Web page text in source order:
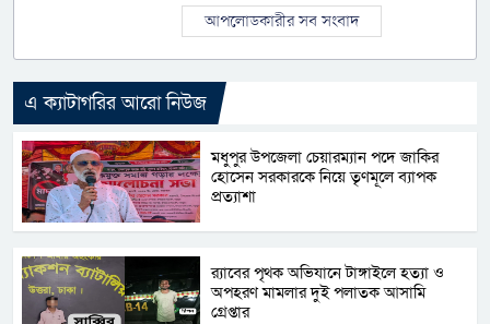
আপলোডকারীর সব সংবাদ
এ ক্যাটাগরির আরো নিউজ
মধুপুর উপজেলা চেয়ারম্যান পদে জাকির
হোসেন সরকারকে নিয়ে তৃণমূলে ব্যাপক
প্রত্যাশা
র‌্যাবের পৃথক অভিযানে টাঙ্গাইলে হত্যা ও
অপহরণ মামলার দুই পলাতক আসামি
গ্রেপ্তার